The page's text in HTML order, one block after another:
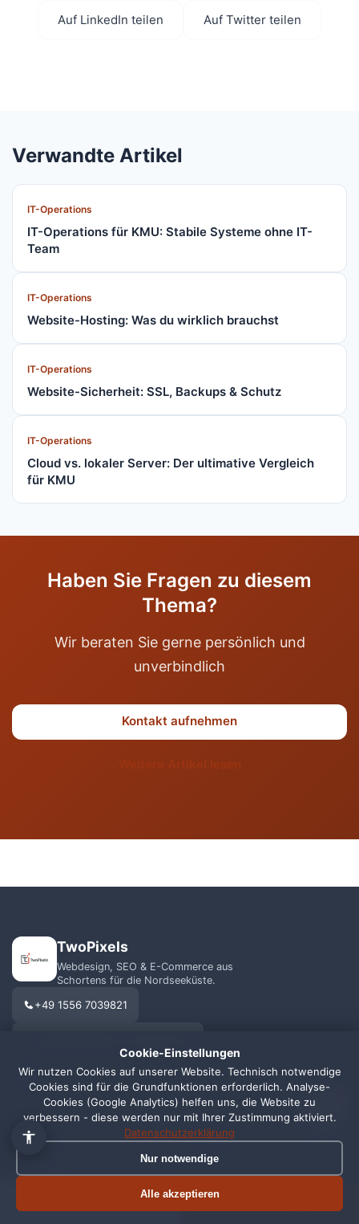
Auf LinkedIn teilen Auf Twitter teilen
Verwandte Artikel
IT-Operations
IT-Operations für KMU: Stabile Systeme ohne IT-
Team
IT-Operations
Website-Hosting: Was du wirklich brauchst
IT-Operations
Website-Sicherheit: SSL, Backups & Schutz
IT-Operations
Cloud vs. lokaler Server: Der ultimative Vergleich
für KMU
Haben Sie Fragen zu diesem
Thema?
Wir beraten Sie gerne persönlich und
unverbindlich
Kontakt aufnehmen
TwoPixels
Webdesign, SEO & E-Commerce aus
Schortens für die Nordseeküste.
+49 1556 7039821
LEISTUNGEN REGIONEN
Schortens
Wilhelmshaven
Cookie-Einstellungen
Wir nutzen Cookies auf unserer Website. Technisch notwendige
Cookies sind für die Grundfunktionen erforderlich. Analyse-
Cookies (Google Analytics) helfen uns, die Website zu
verbessern - diese werden nur mit Ihrer Zustimmung aktiviert.
Datenschutzerklärung
Nur notwendige
Alle akzeptieren
einfach, ich antworte sofort.